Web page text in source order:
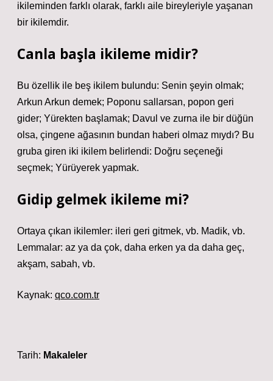
ikileminden farklı olarak, farklı aile bireyleriyle yaşanan
bir ikilemdir.
Canla başla ikileme midir?
Bu özellik ile beş ikilem bulundu: Senin şeyin olmak;
Arkun Arkun demek; Poponu sallarsan, popon geri
gider; Yürekten başlamak; Davul ve zurna ile bir düğün
olsa, çingene ağasının bundan haberi olmaz mıydı? Bu
gruba giren iki ikilem belirlendi: Doğru seçeneği
seçmek; Yürüyerek yapmak.
Gidip gelmek ikileme mi?
Ortaya çıkan ikilemler: ileri geri gitmek, vb. Madik, vb.
Lemmalar: az ya da çok, daha erken ya da daha geç,
akşam, sabah, vb.
Kaynak: qco.com.tr
Tarih: Makaleler